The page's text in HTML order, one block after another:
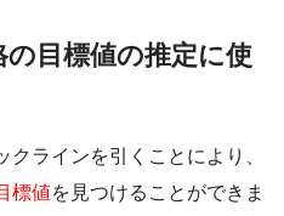
目標値の推定に使
ラインを引くことにより、
標値を見つけることができま